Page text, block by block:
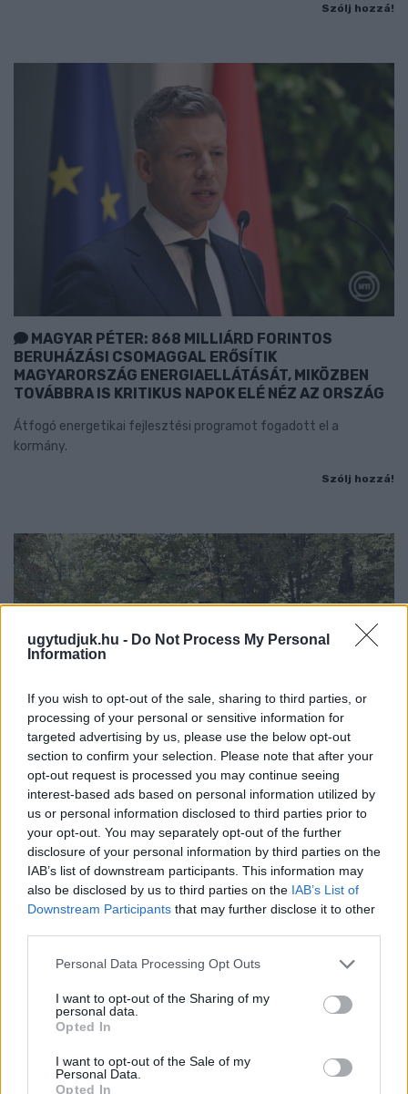
ugytudjuk.hu - Do Not Process My Personal
Information
If you wish to opt-out of the sale, sharing to third parties, or
processing of your personal or sensitive information for
targeted advertising by us, please use the below opt-out
section to confirm your selection. Please note that after your
opt-out request is processed you may continue seeing
interest-based ads based on personal information utilized by
us or personal information disclosed to third parties prior to
your opt-out. You may separately opt-out of the further
disclosure of your personal information by third parties on the
IAB’s list of downstream participants. This information may
also be disclosed by us to third parties on the IAB’s List of
Downstream Participants that may further disclose it to other
Please note that this website/app uses one or more Google
not limited to your visit or usage behaviour. You may click to
grant or deny consent to Google and its third-party tags to
use your data for below specified purposes in below Google
consent section.
Personal Data Processing Opt Outs
I want to opt-out of the Sharing of my
personal data.
Opted In
I want to opt-out of the Sale of my
Personal Data.
Opted In
Szólj hozzá!
MAGYAR PÉTER: 868 MILLIÁRD FORINTOS
BERUHÁZÁSI CSOMAGGAL ERŐSÍTIK
MAGYARORSZÁG ENERGIAELLÁTÁSÁT, MIKÖZBEN
TOVÁBBRA IS KRITIKUS NAPOK ELÉ NÉZ AZ ORSZÁG
Átfogó energetikai fejlesztési programot fogadott el a
kormány.
Szólj hozzá!
ÁTADJÁK A MEGÚJULT ERZSÉBET LIGETI
KRESZ-PARKOT GYŐRBEN – CSALÁDI
PROGRAMOKKAL ÜNNEPLIK A FELÚJÍTÁST
Ügyességi versenyek, KRESZ-kvíz, ingyenes kerékpár- és e-
rollerjelölés is várja a családokat augusztus 8-án.